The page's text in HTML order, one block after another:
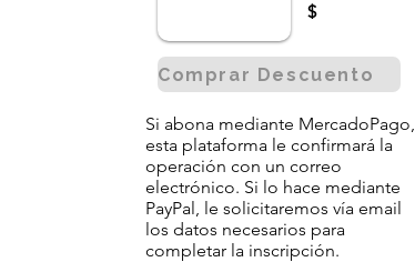
$
Comprar Descuento
Si abona mediante MercadoPago,
esta plataforma le confirmará la
operación con un correo
electrónico. Si lo hace mediante
PayPal, le solicitaremos vía email
los datos necesarios para
completar la inscripción.